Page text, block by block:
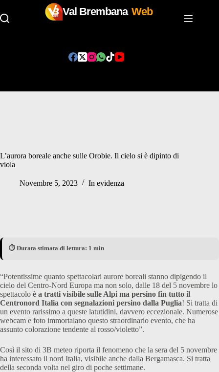
Val Brembana Web
L’aurora boreale anche sulle Orobie. Il cielo si è dipinto di
viola
Novembre 5, 2023 In evidenza
⏱️ Durata stimata di lettura: 1 min
“Potentissime quanto spettacolari aurore boreali stanno dipigendo il
cielo del Centro-Nord Europa ma non solo, dalle 18 del 5 novembre lo
spettacolo è a tratti visibile sulle Alpi ma persino fin tutto il
Centronord Italia con segnalazioni persino dalla Puglia! Si tratta di
un evento rarissimo a queste latutidini, davvero eccezionale. Numerose
webcam e foto immortalano questo straordinario evento, che ha
assunto colorazione tendente al rosso/violetto”.
Così il sito di 3B meteo riporta il fenomeno che la sera del 5 novembre
ha interessato il nord Italia, visibile anche dalla Bergamasca. Si tratta
della seconda volta nel giro di poche settimane.